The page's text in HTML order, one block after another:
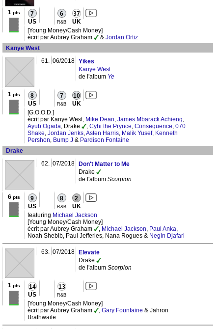
1 pts 7
US
6
R&B
37
UK
[Young Money/Cash Money]
écrit par Aubrey Graham
& Jordan Ortiz
Kanye West
61.
06/2018 Yikes
Kanye West
de l'album Ye
1 pts 8
US
7
R&B
10
UK
[G.O.O.D.]
écrit par Kanye West, Mike Dean James Mbarack Achieng
Ayub Ogada , Drake Cyhi the Prynce Consequence 070
Shake Jordan Jenks Asten Harris Malik Yusef, Kenneth
Pershon Bump J & Pardison Fontaine
Drake
62.
07/2018 Don't Matter to Me
Drake
de l'album Scorpion
6pts 9
US
8
R&B
2
UK
featuring Michael Jackson
[Young Money/Cash Money]
écrit par Aubrey Graham
Michael Jackson Paul Anka
Noah Shebib, Paul Jefferies, Nana Rogues & Negin Djafari
63. 07/2018 Elevate
Drake
de l'album Scorpion
1 pts 14
US
13
R&B
[Young Money/Cash Money]
écrit par Aubrey Graham
Gary Fountaine & Jahron
Brathwaite